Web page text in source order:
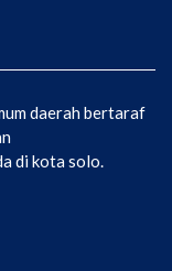
daerah bertaraf
di kota solo.